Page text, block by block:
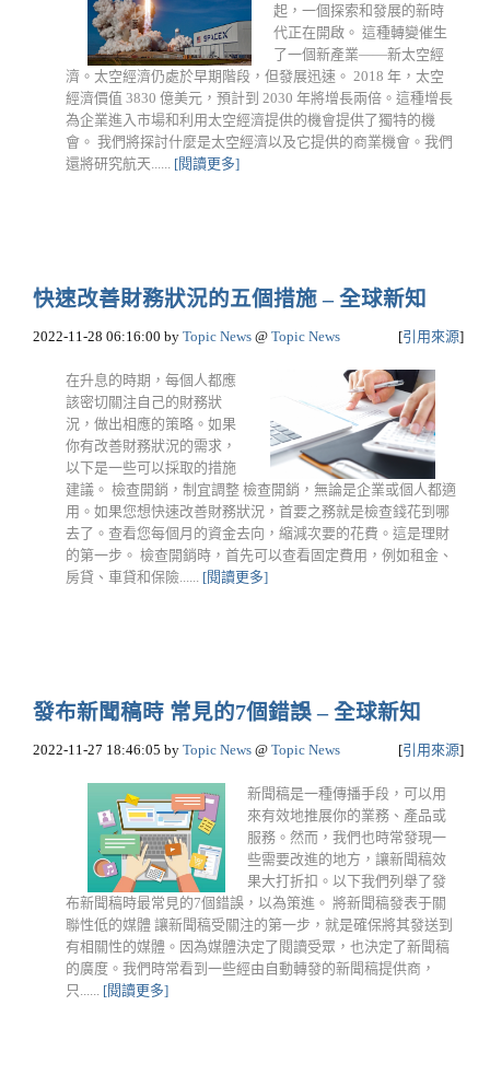
起，一個探索和發展的新時
代正在開啟。 這種轉變催生
了一個新產業——新太空經
濟。太空經濟仍處於早期階段，但發展迅速。 2018 年，太空
經濟價值 3830 億美元，預計到 2030 年將增長兩倍。這種增長
為企業進入市場和利用太空經濟提供的機會提供了獨特的機
會。 我們將探討什麼是太空經濟以及它提供的商業機會。我們
還將研究航天...... [閱讀更多]
快速改善財務狀況的五個措施 – 全球新知
2022-11-28 06:16:00 by Topic News @ Topic News [引用來源]
在升息的時期，每個人都應
該密切關注自己的財務狀
況，做出相應的策略。如果
你有改善財務狀況的需求，
以下是一些可以採取的措施
建議。 檢查開銷，制宜調整 檢查開銷，無論是企業或個人都適
用。如果您想快速改善財務狀況，首要之務就是檢查錢花到哪
去了。查看您每個月的資金去向，縮減次要的花費。這是理財
的第一步。 檢查開銷時，首先可以查看固定費用，例如租金、
房貸、車貸和保險...... [閱讀更多]
發布新聞稿時 常見的7個錯誤 – 全球新知
2022-11-27 18:46:05 by Topic News @ Topic News [引用來源]
新聞稿是一種傳播手段，可以用
來有效地推展你的業務、產品或
服務。然而，我們也時常發現一
些需要改進的地方，讓新聞稿效
果大打折扣。以下我們列舉了發
布新聞稿時最常見的7個錯誤，以為策進。 將新聞稿發表于關
聯性低的媒體 讓新聞稿受關注的第一步，就是確保將其發送到
有相關性的媒體。因為媒體決定了閱讀受眾，也決定了新聞稿
的廣度。我們時常看到一些經由自動轉發的新聞稿提供商，
只...... [閱讀更多]